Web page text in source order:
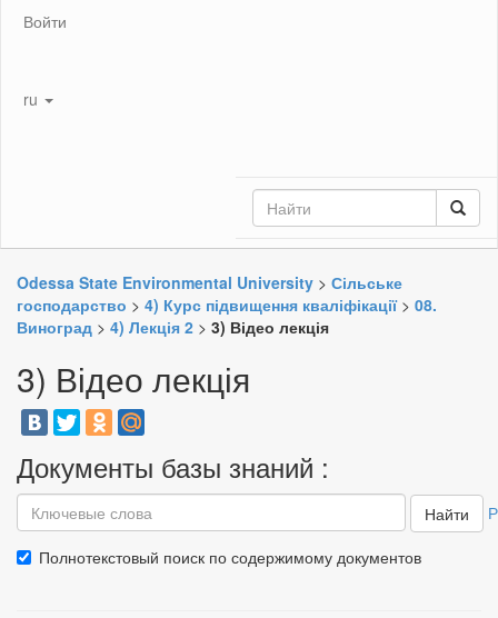
Войти
ru
Odessa State Environmental University > Сільське
господарство > 4) Курс підвищення кваліфікації > 08.
Виноград > 4) Лекція 2 > 3) Відео лекція
3) Відео лекція
Документы базы знаний :
Найти
Полнотекстовый поиск по содержимому документов